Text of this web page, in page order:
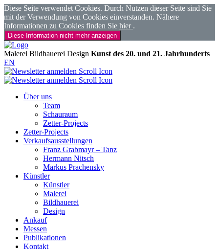
Diese Seite verwendet Cookies. Durch Nutzen dieser Seite sind Sie
mit der Verwendung von Cookies einverstanden. Nähere
Informationen zu Cookies finden Sie hier .
Diese Information nicht mehr anzeigen
Malerei Bildhauerei Design Kunst des 20. und 21. Jahrhunderts
EN
Über uns
Team
Schauraum
Zetter-Projects
Zetter-Projects
Verkaufsausstellungen
Franz Grabmayr – Tanz
Hermann Nitsch
Markus Prachensky
Künstler
Künstler
Malerei
Bildhauerei
Design
Ankauf
Messen
Publikationen
Kontakt